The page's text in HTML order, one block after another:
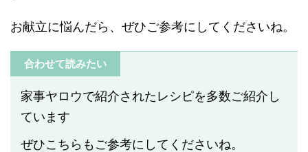
お献立に悩んだら、ぜひご参考にしてくださいね。
合わせて読みたい
家事ヤロウで紹介されたレシピを多数ご紹介し
ています
ぜひこちらもご参考にしてくださいね。